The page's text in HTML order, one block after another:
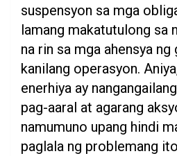
suspensyon sa mga
lamang makatutulong sa
na rin sa mga ahensya
kanilang operasyon.
enerhiya ay
pag-aaral at agarang
namumuno upang hindi
paglala ng problemang